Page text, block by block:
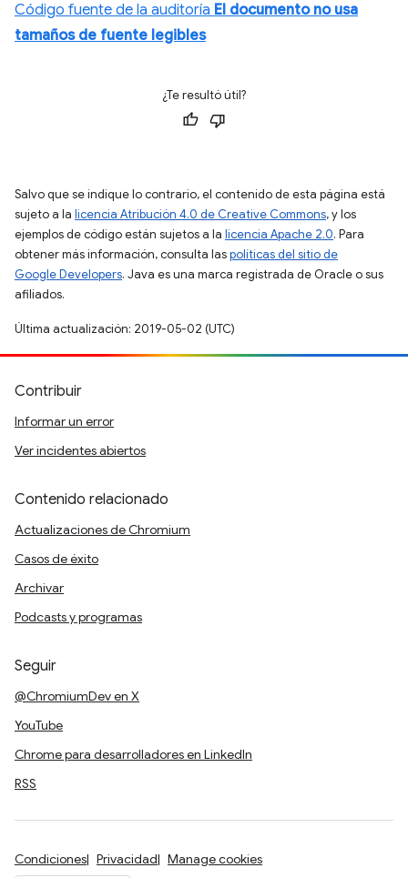
Código fuente de la auditoría El documento no usa
tamaños de fuente legibles
¿Te resultó útil?
Salvo que se indique lo contrario, el contenido de esta página está
sujeto a la licencia Atribución 4.0 de Creative Commons, y los
ejemplos de código están sujetos a la licencia Apache 2.0. Para
obtener más información, consulta laspolíticas del sitio de
Google Developers. Java es una marca registrada de Oracle o sus
afiliados.
Última actualización: 2019-05-02 (UTC)
Contribuir
Informar un error
Ver incidentes abiertos
Contenido relacionado
Actualizaciones de Chromium
Casos de éxito
Archivar
Podcasts y programas
Seguir
@ChromiumDev en X
YouTube
Chrome para desarrolladores en LinkedIn
RSS
Condiciones Privacidad Manage cookies